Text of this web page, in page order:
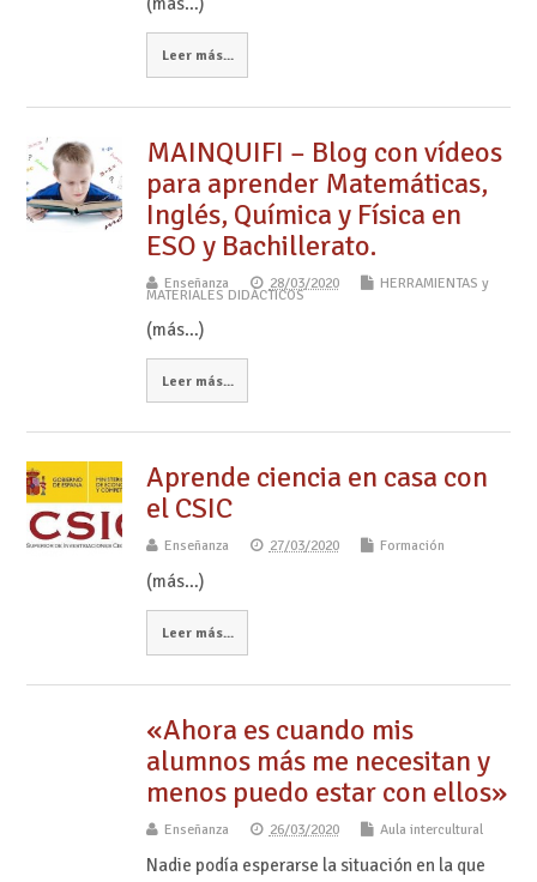
Leer más...
MAINQUIFI – Blog con vídeos
para aprender Matemáticas,
Inglés, Química y Física en
ESO y Bachillerato.
Enseñanza 28/03/2020 HERRAMIENTAS y
MATERIALES DIDÁCTICOS
(más…)
Leer más...
Aprende ciencia en casa con
el CSIC
Enseñanza 27/03/2020 Formación
(más…)
Leer más...
«Ahora es cuando mis
alumnos más me necesitan y
menos puedo estar con ellos»
Enseñanza 26/03/2020 Aula intercultural
Nadie podía esperarse la situación en la que